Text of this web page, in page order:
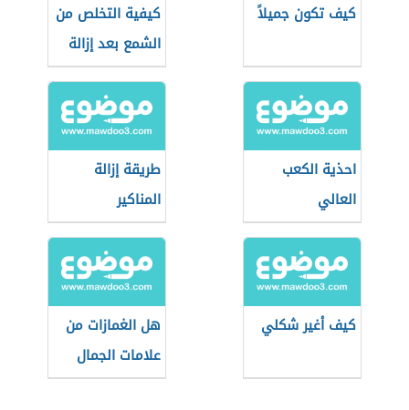
كيف تكون جميلاً
كيفية التخلص من
الشمع بعد إزالة
الشعر
احذية الكعب
العالي
طريقة إزالة
المناكير
كيف أغير شكلي
هل الغمازات من
علامات الجمال